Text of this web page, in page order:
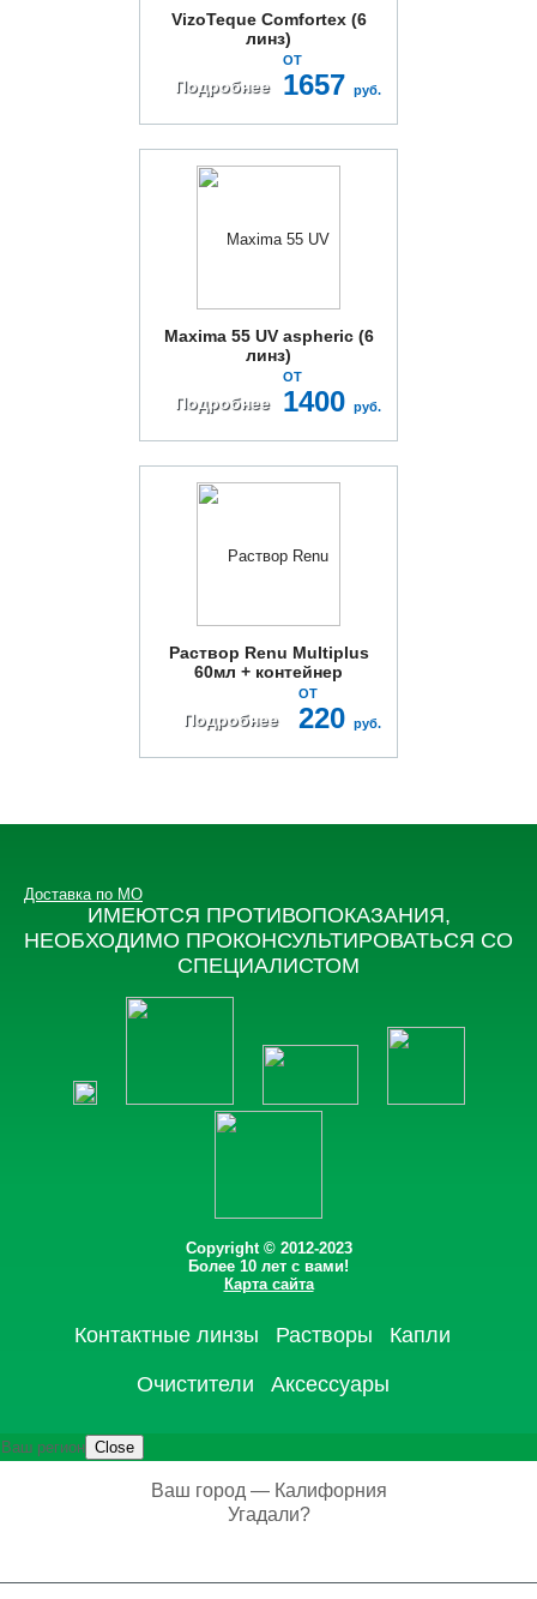
VizoTeque Comfortex (6
линз)
Подробнее
ОТ
1657 руб.
Maxima 55 UV aspheric (6
линз)
Подробнее
ОТ
1400 руб.
Раствор Renu Multiplus
60мл + контейнер
Подробнее
ОТ
220 руб.
Контактные линзы Растворы Капли
Очистители Аксессуары
Copyright © 2012-2023
Более 10 лет с вами!
Карта сайта
ИМЕЮТСЯ ПРОТИВОПОКАЗАНИЯ,
НЕОБХОДИМО ПРОКОНСУЛЬТИРОВАТЬСЯ СО
СПЕЦИАЛИСТОМ
Доставка по МО
Ваш регион Close
Ваш город — Калифорния
Угадали?